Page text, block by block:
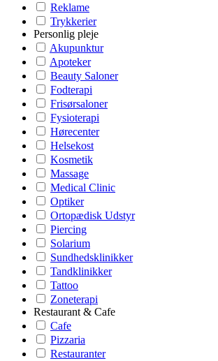
Reklame
Trykkerier
Personlig pleje
Akupunktur
Apoteker
Beauty Saloner
Fodterapi
Frisørsaloner
Fysioterapi
Hørecenter
Helsekost
Kosmetik
Massage
Medical Clinic
Optiker
Ortopædisk Udstyr
Piercing
Solarium
Sundhedsklinikker
Tandklinikker
Tattoo
Zoneterapi
Restaurant & Cafe
Cafe
Pizzaria
Restauranter